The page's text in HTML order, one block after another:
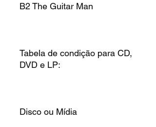
B2 The Guitar Man
Tabela de condição para CD,
DVD e LP:
Disco ou Mídia